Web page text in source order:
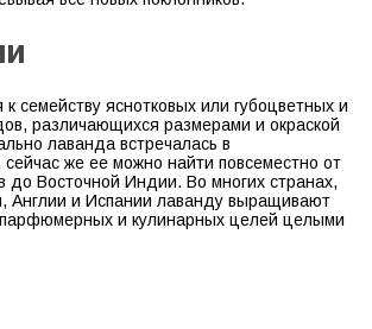
семейству яснотковых или губоцветных и
различающихся размерами и окраской
лаванда встречалась в
же ее можно найти повсеместно от
до Восточной Индии. Во многих странах,
Англии и Испании лаванду выращивают
и кулинарных целей целыми